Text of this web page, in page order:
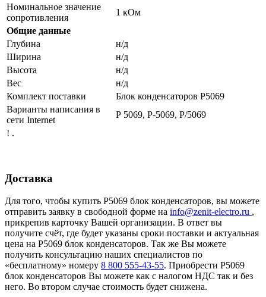
Номинальное значение
сопротивления
1 кОм
Общие данные
Глубина
н/д
Ширина
н/д
Высота
н/д
Вес
н/д
Комплект поставки
Блок конденсаторов Р5069
Варианты написания в
сети Internet
Р 5069, Р-5069, Р/5069
! .
Доставка
Для того, чтобы купить Р5069 блок конденсаторов, вы можете
отправить заявку в свободной форме на info@zenit-electro.ru ,
прикрепив карточку Вашей организации. В ответ вы
получите счёт, где будет указаны сроки поставки и актуальная
цена на Р5069 блок конденсаторов. Так же Вы можете
получить консультацию наших специалистов по
«бесплатному» номеру 8 800 555-43-55. Приобрести Р5069
блок конденсаторов Вы можете как с налогом НДС так и без
него. Во втором случае стоимость будет снижена.